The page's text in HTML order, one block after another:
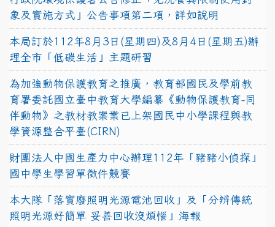
象及實施方式」公告事項第二項，詳如說明
本局訂於112年8月3日(星期四)及8月4日(星期五)辦
理全市「低碳生活」主題研習
為加強動物保護教育之推廣，教育部國民及學前教
育署委託國立臺中教育大學編纂《動物保護教育-同
伴動物》之教材教案業已上架國民中小學課程與教
學資源整合平臺(CIRN)
財團法人中國生產力中心辦理112年「豬豬小偵探」
國中學生學習單徵件競賽
本大隊「落實廢照明光源電池回收」及「分辨傳統
照明光源好簡單 妥善回收沒煩惱」海報